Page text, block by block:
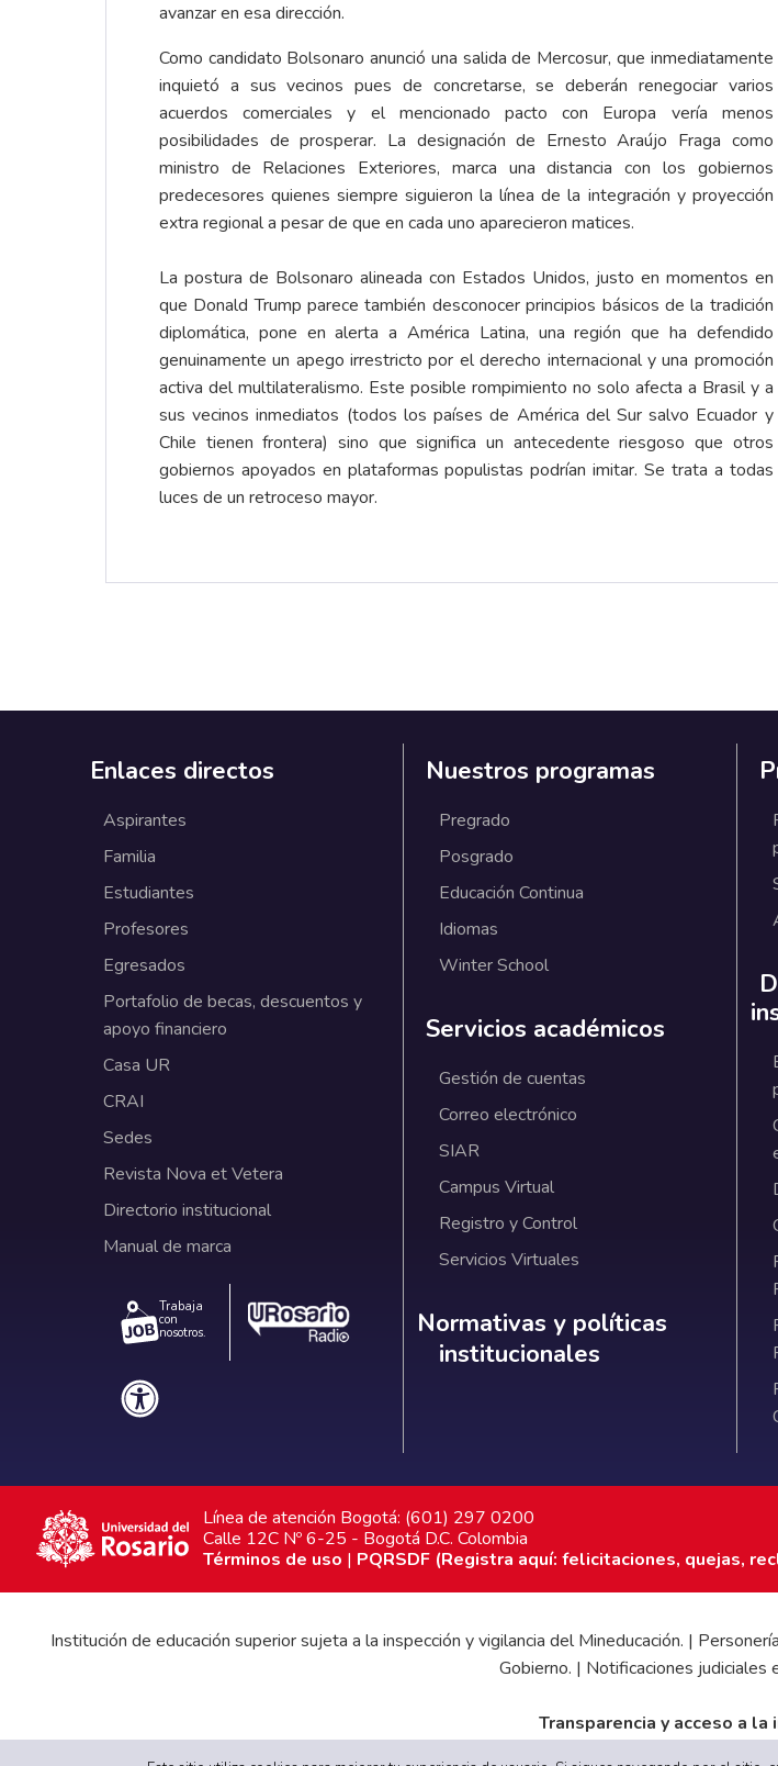
avanzar en esa dirección.
Como candidato Bolsonaro anunció una salida de Mercosur, que inmediatamente
inquietó a sus vecinos pues de concretarse, se deberán renegociar varios
acuerdos comerciales y el mencionado pacto con Europa vería menos
posibilidades de prosperar. La designación de Ernesto Araújo Fraga como
ministro de Relaciones Exteriores, marca una distancia con los gobiernos
predecesores quienes siempre siguieron la línea de la integración y proyección
extra regional a pesar de que en cada uno aparecieron matices.
La postura de Bolsonaro alineada con Estados Unidos, justo en momentos en
que Donald Trump parece también desconocer principios básicos de la tradición
diplomática, pone en alerta a América Latina, una región que ha defendido
genuinamente un apego irrestricto por el derecho internacional y una promoción
activa del multilateralismo. Este posible rompimiento no solo afecta a Brasil y a
sus vecinos inmediatos (todos los países de América del Sur salvo Ecuador y
Chile tienen frontera) sino que significa un antecedente riesgoso que otros
gobiernos apoyados en plataformas populistas podrían imitar. Se trata a todas
luces de un retroceso mayor.
Enlaces directos
Aspirantes
Familia
Estudiantes
Profesores
Egresados
Portafolio de becas, descuentos y
apoyo financiero
Casa UR
CRAI
Sedes
Revista Nova et Vetera
Directorio institucional
Manual de marca
Trabaja
con
nosotros.
Nuestros programas
Pregrado
Posgrado
Educación Continua
Idiomas
Winter School
Servicios académicos
Gestión de cuentas
Correo electrónico
SIAR
Campus Virtual
Registro y Control
Servicios Virtuales
Normativas y políticas
Normativas y políticas
institucionales
Línea de atención Bogotá: (601) 297 0200
Calle 12C Nº 6-25 - Bogotá D.C. Colombia
Términos de uso | PQRSDF (Registra aquí: felicitaciones, quejas,
Institución de educación superior sujeta a la inspección y vigilancia del Mineducación. |
Gobierno. | Notificaciones judiciales
Transparencia y acceso a